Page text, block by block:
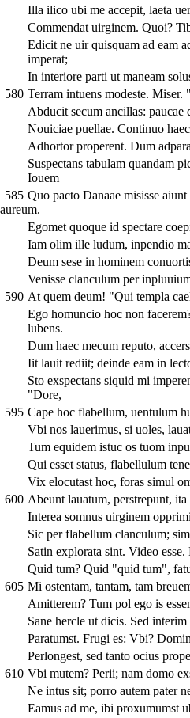
Illa ilico ubi me accepit, laeta
Commendat uirginem. Quoi?
Edicit ne uir quisquam ad eam
imperat;
In interiore parti ut maneam
580 Terram intuens modeste.
Abducit secum ancillas: paucae
Nouiciae puellae. Continuo
Adhortor properent. Dum
Suspectans tabulam quandam
Iouem
585 Quo pacto Danaae misisse
aureum.
Egomet quoque id spectare
Iam olim ille ludum, inpendio
Deum sese in hominem
Venisse clanculum per
590 At quem deum! "Qui templa
Ego homuncio hoc non
lubens.
Dum haec mecum reputo,
Iit lauit rediit; deinde eam in
Sto exspectans siquid mi
"Dore,
595 Cape hoc flabellum, uentulum
Vbi nos lauerimus, si uoles,
Tum equidem istuc os tuom
Qui esset status, flabellulum
Vix elocutast hoc, foras simul
600 Abeunt lauatum, perstrepunt,
Interea somnus uirginem
Sic per flabellum clanculum;
Satin explorata sint. Video esse.
Quid tum? Quid "quid tum",
605 Mi ostentam, tantam, tam
Amitterem? Tum pol ego is
Sane hercle ut dicis. Sed
Paratumst. Frugi es: Vbi?
Perlongest, sed tanto ocius
610 Vbi mutem? Perii; nam domo
Ne intus sit; porro autem pater
Eamus ad me, ibi proxumumst